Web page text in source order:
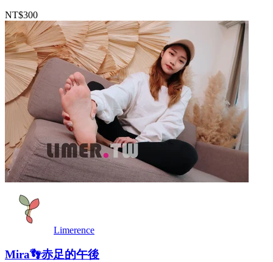
NT$300
Limerence
Mira👣赤足的午後